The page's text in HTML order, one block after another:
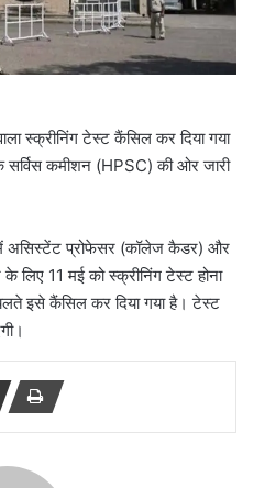
स्क्रीनिंग टेस्ट कैंसिल कर दिया गया
सर्विस कमीशन (HPSC) की ओर जारी
में असिस्टेंट प्रोफेसर (कॉलेज कैडर) और
11 मई को स्क्रीनिंग टेस्ट होना
इसे कैंसिल कर दिया गया है। टेस्ट